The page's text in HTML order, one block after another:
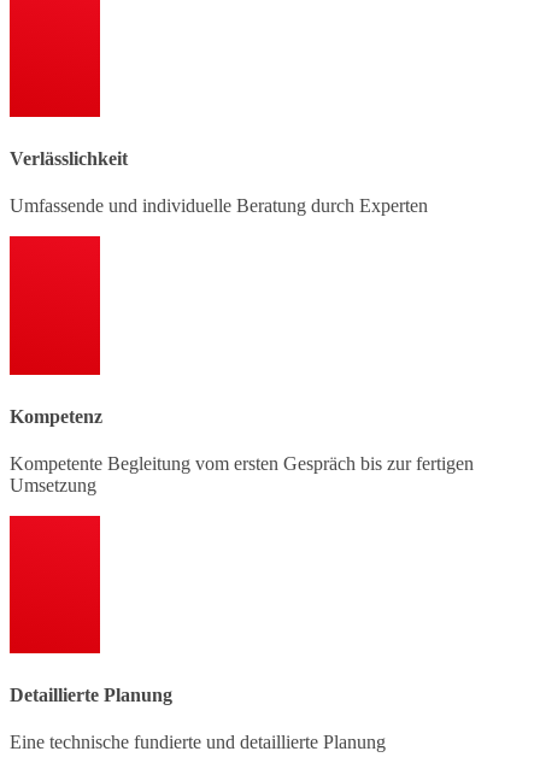
Verlässlichkeit
Umfassende und individuelle Beratung durch Experten
Kompetenz
Kompetente Begleitung vom ersten Gespräch bis zur fertigen
Umsetzung
Detaillierte Planung
Eine technische fundierte und detaillierte Planung